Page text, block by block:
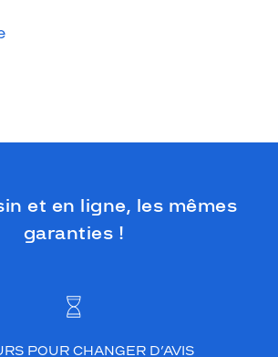
et en ligne, les mêmes
garanties !
POUR CHANGER D’AVIS